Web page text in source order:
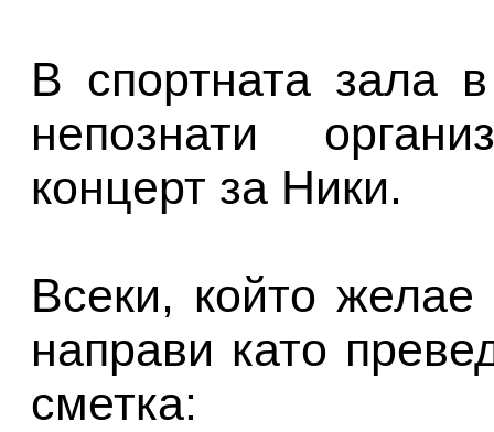
В спортната зала
непознати
концерт за Ники.
Всеки, който
направи като
сметка: